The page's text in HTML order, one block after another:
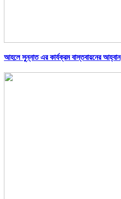
আহলে সুন্নাত এর কার্যক্রম বাস্তবায়নের আহ্বান